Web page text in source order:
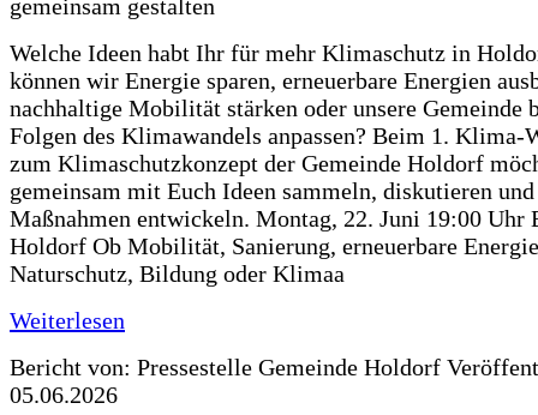
Welche Ideen habt Ihr für mehr Klimaschutz in
können wir Energie sparen, erneuerbare Energien
nachhaltige Mobilität stärken oder unsere Gemeinde
Folgen des Klimawandels anpassen? Beim 1. Klima-
zum Klimaschutzkonzept der Gemeinde Holdorf
gemeinsam mit Euch Ideen sammeln, diskutieren
Maßnahmen entwickeln. Montag, 22. Juni 19:00 Uhr
Holdorf Ob Mobilität, Sanierung, erneuerbare
Naturschutz, Bildung oder Klimaa
Weiterlesen
Bericht von: Pressestelle Gemeinde Holdorf
05.06.2026